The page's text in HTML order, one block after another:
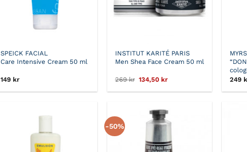
SPEICK FACIAL
Care Intensive Cream 50 ml
149 kr
INSTITUT KARITÉ PARIS
Men Shea Face Cream 50 ml
269kr Det
ursprungliga
priset
134,50 krDet
priset
249
-50%